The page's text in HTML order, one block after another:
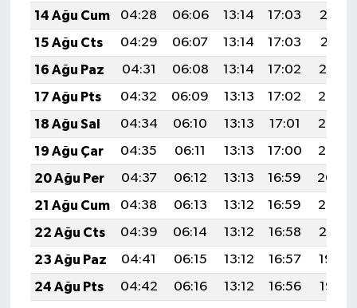
14 Ağu Cum
04:28 06:06 13:14 17:03
20:12
15 Ağu Cts
04:29 06:07 13:14 17:03
20:11
16 Ağu Paz
04:31 06:08 13:14 17:02
20:10
17 Ağu Pts
04:32 06:09 13:13 17:02
20:08
18 Ağu Sal
04:34 06:10 13:13 17:01
20:07
19 Ağu Çar
04:35 06:11 13:13 17:00
20:05
20 Ağu Per
04:37 06:12 13:13 16:59
20:04
21 Ağu Cum
04:38 06:13 13:12 16:59
20:02
22 Ağu Cts
04:39 06:14 13:12 16:58
20:01
23 Ağu Paz
04:41 06:15 13:12 16:57
19:59
24 Ağu Pts
04:42 06:16 13:12 16:56
19:58